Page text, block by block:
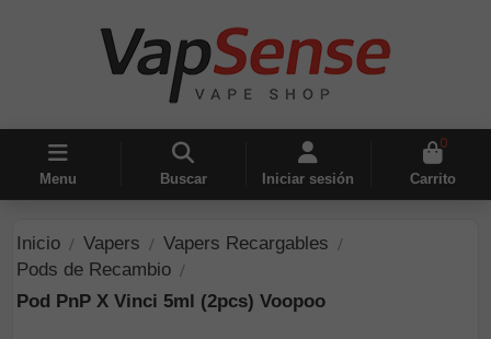
Menu Buscar Iniciar sesión
0
Carrito
Inicio Vapers
Vapers Recargables
Pods de Recambio
Pod PnP X Vinci 5ml (2pcs) Voopoo